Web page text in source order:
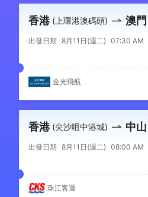
香港 (上環港澳碼頭) 澳門
出發日期 8月11日(週二) 07:30 AM
金光飛航
香港 (尖沙咀中港城) 中山
出發日期 8月11日(週二) 08:00 AM
珠江客運